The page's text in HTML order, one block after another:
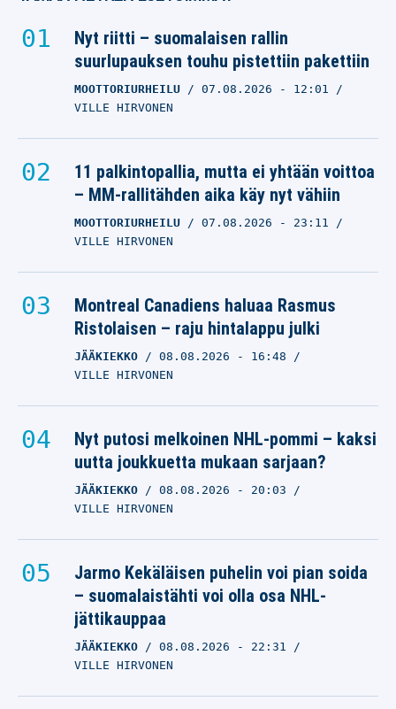
Nyt riitti – suomalaisen rallin
suurlupauksen touhu pistettiin pakettiin
MOOTTORIURHEILU 07.08.2026 - 12:01
VILLE HIRVONEN
11 palkintopallia, mutta ei yhtään voittoa
– MM-rallitähden aika käy nyt vähiin
MOOTTORIURHEILU 07.08.2026 - 23:11
VILLE HIRVONEN
Montreal Canadiens haluaa Rasmus
Ristolaisen – raju hintalappu julki
JÄÄKIEKKO 08.08.2026 - 16:48
VILLE HIRVONEN
Nyt putosi melkoinen NHL-pommi – kaksi
uutta joukkuetta mukaan sarjaan?
JÄÄKIEKKO 08.08.2026 - 20:03
VILLE HIRVONEN
Jarmo Kekäläisen puhelin voi pian soida
– suomalaistähti voi olla osa NHL-
jättikauppaa
JÄÄKIEKKO 08.08.2026 - 22:31
VILLE HIRVONEN